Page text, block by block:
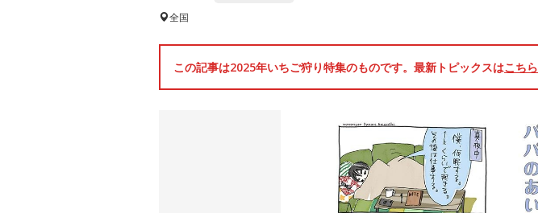
全国
この記事は2025年いちご狩り特集のものです。最新トピックスはこちら